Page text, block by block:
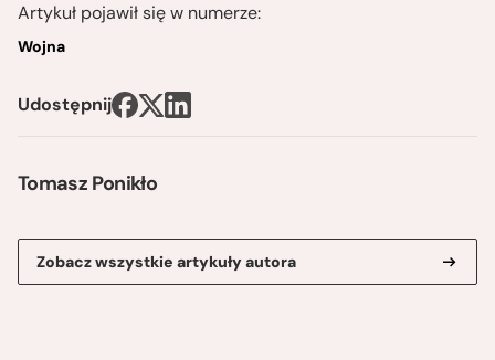
Tomasz Ponikło
Zobacz wszystkie artykuły autora
Artykuł pojawił się w numerze:
Wojna
Udostępnij